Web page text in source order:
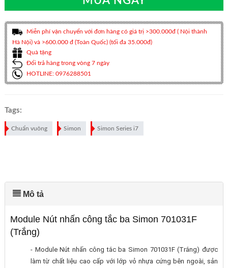
Miễn phí vận chuyển với đơn hàng có giá trị >300.000đ ( Nội thành
Hà Nội) và >600.000 đ (Toàn Quốc) (tối đa 35.000đ)
Quà tặng
Đổi trả hàng trong vòng 7 ngày
HOTLINE: 0976288501
Tags:
Chuẩn vuông Simon Simon Series i7
Mô tả
Module Nút nhấn công tắc ba Simon 701031F
(Trắng)
- Module Nút nhấn công tắc ba Simon 701031F (Trắng) được
làm từ chất liệu cao cấp với lớp vỏ nhựa cứng bên ngoài, sản